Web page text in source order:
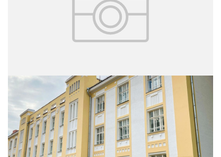
№ 40 (339)
Обновления в Боткинской больнице
В Московском многопрофильном научно-клиническом
центре имени С. П. Боткина завершились основные
работы по обновлению корпуса № 2.